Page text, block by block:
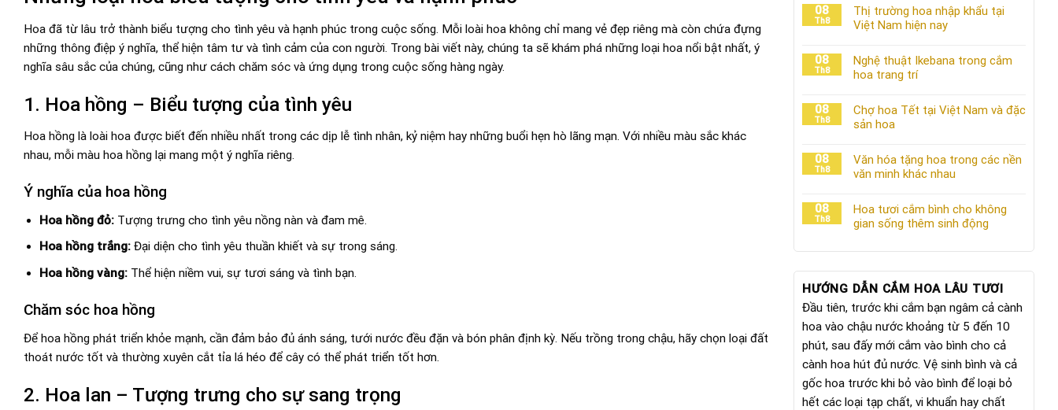
Hoa đã từ lâu trở thành biểu tượng cho tình yêu và hạnh phúc trong cuộc sống. Mỗi loài hoa không chỉ mang vẻ đẹp riêng mà còn chứa đựng
những thông điệp ý nghĩa, thể hiện tâm tư và tình cảm của con người. Trong bài viết này, chúng ta sẽ khám phá những loại hoa nổi bật nhất, ý
nghĩa sâu sắc của chúng, cũng như cách chăm sóc và ứng dụng trong cuộc sống hàng ngày.
1. Hoa hồng – Biểu tượng của tình yêu
Hoa hồng là loài hoa được biết đến nhiều nhất trong các dịp lễ tình nhân, kỷ niệm hay những buổi hẹn hò lãng mạn. Với nhiều màu sắc khác
nhau, mỗi màu hoa hồng lại mang một ý nghĩa riêng.
Ý nghĩa của hoa hồng
Hoa hồng đỏ:Tượng trưng cho tình yêu nồng nàn và đam mê.
Hoa hồng trắng:Đại diện cho tình yêu thuần khiết và sự trong sáng.
Hoa hồng vàng:Thể hiện niềm vui, sự tươi sáng và tình bạn.
Chăm sóc hoa hồng
Để hoa hồng phát triển khỏe mạnh, cần đảm bảo đủ ánh sáng, tưới nước đều đặn và bón phân định kỳ. Nếu trồng trong chậu, hãy chọn loại đất
thoát nước tốt và thường xuyên cắt tỉa lá héo để cây có thể phát triển tốt hơn.
2. Hoa lan – Tượng trưng cho sự sang trọng
08
Th8
Thị trường hoa nhập khẩu tại
Việt Nam hiện nay
08
Th8
Nghệ thuật Ikebana trong cắm
hoa trang trí
08
Th8
Chợ hoa Tết tại Việt Nam và đặc
sản hoa
08
Th8
Văn hóa tặng hoa trong các nền
văn minh khác nhau
08
Th8
Hoa tươi cắm bình cho không
gian sống thêm sinh động
HƯỚNG DẪN CẮM HOA LÂU TƯƠI
Đầu tiên, trước khi cắm bạn ngâm cả cành
hoa vào chậu nước khoảng từ 5 đến 10
phút, sau đấy mới cắm vào bình cho cả
cành hoa hút đủ nước. Vệ sinh bình và cả
gốc hoa trước khi bỏ vào bình để loại bỏ
hết các loại tạp chất, vi khuẩn hay chất